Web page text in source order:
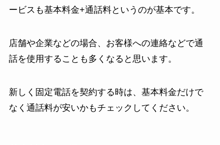
ービスも基本料金+通話料というのが基本です。
店舗や企業などの場合、お客様への連絡などで通
話を使用することも多くなると思います。
新しく固定電話を契約する時は、基本料金だけで
なく通話料が安いかもチェックしてください。